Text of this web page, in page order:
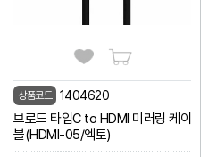
상품코드 1404620
브로드 타입C to HDMI 미러링 케이
블(HDMI-05/엑토)